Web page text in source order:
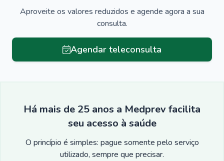
Aproveite os valores reduzidos e agende agora a sua
consulta.
Agendar teleconsulta
Há mais de 25 anos a Medprev facilita
seu acesso à saúde
O princípio é simples: pague somente pelo serviço
utilizado, sempre que precisar.